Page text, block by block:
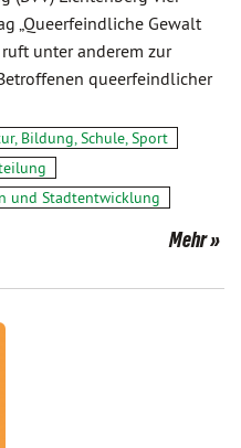
„Queerfeindliche Gewalt
unter anderem zur
queerfeindlicher
Bildung, Schule, Sport
und Stadtentwicklung
Mehr